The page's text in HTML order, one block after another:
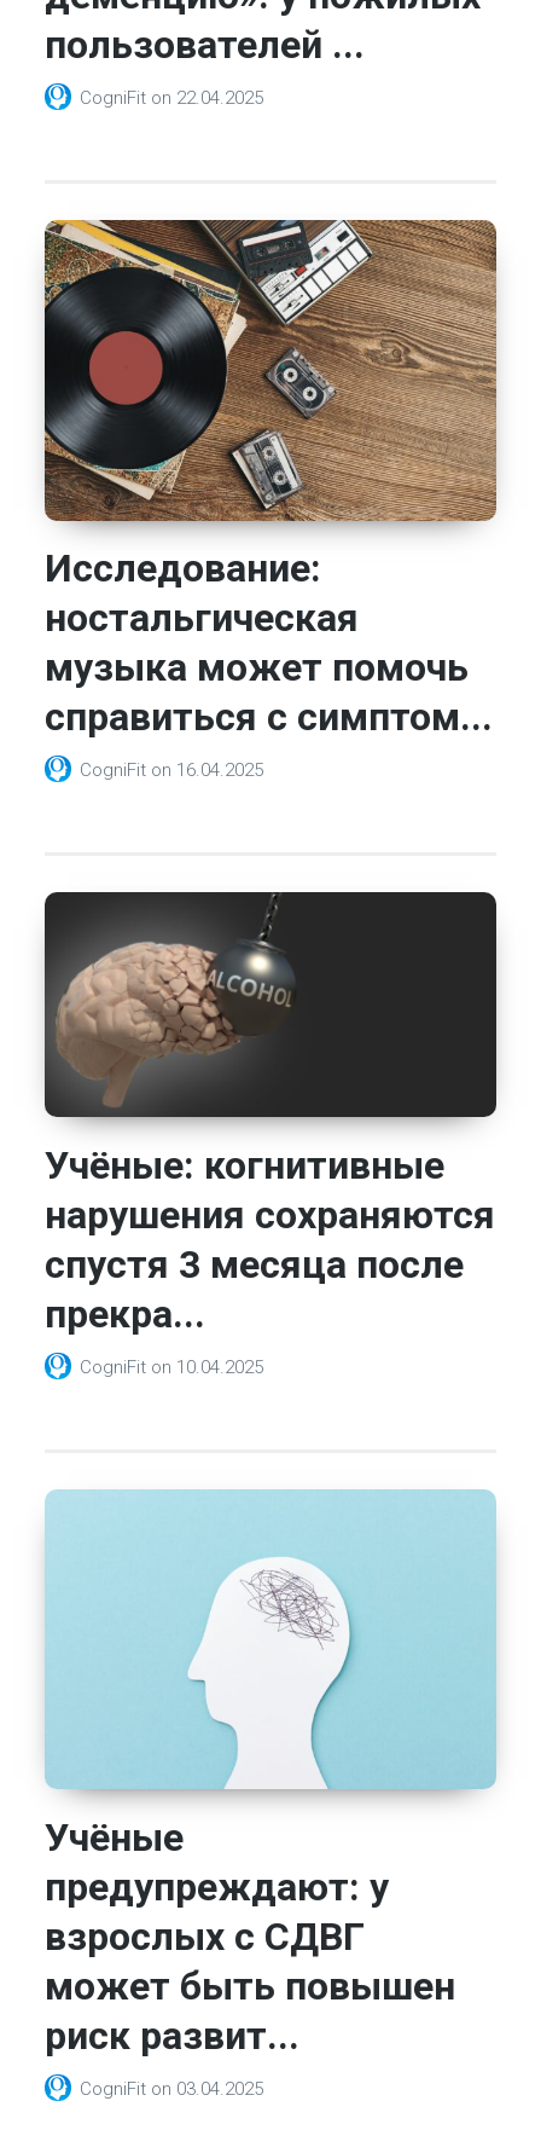
пользователей ...
CogniFit on 22.04.2025
Исследование:
ностальгическая
музыка может помочь
справиться с симптом...
CogniFit on 16.04.2025
Учёные: когнитивные
нарушения сохраняются
спустя 3 месяца после
прекра...
CogniFit on 10.04.2025
Учёные
предупреждают: у
взрослых с СДВГ
может быть повышен
риск развит...
CogniFit on 03.04.2025